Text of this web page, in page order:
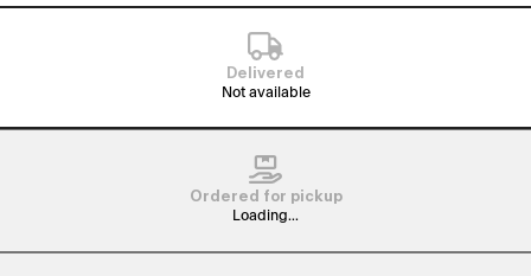
Delivered
Not available
Ordered for pickup
Loading...